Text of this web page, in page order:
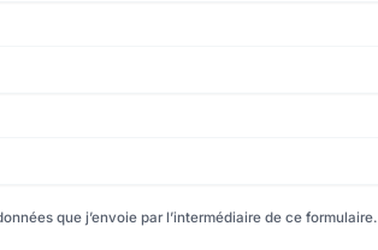
que j’envoie par l’intermédiaire de ce formulaire.